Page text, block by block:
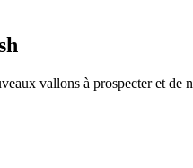
vallons à prospecter et de